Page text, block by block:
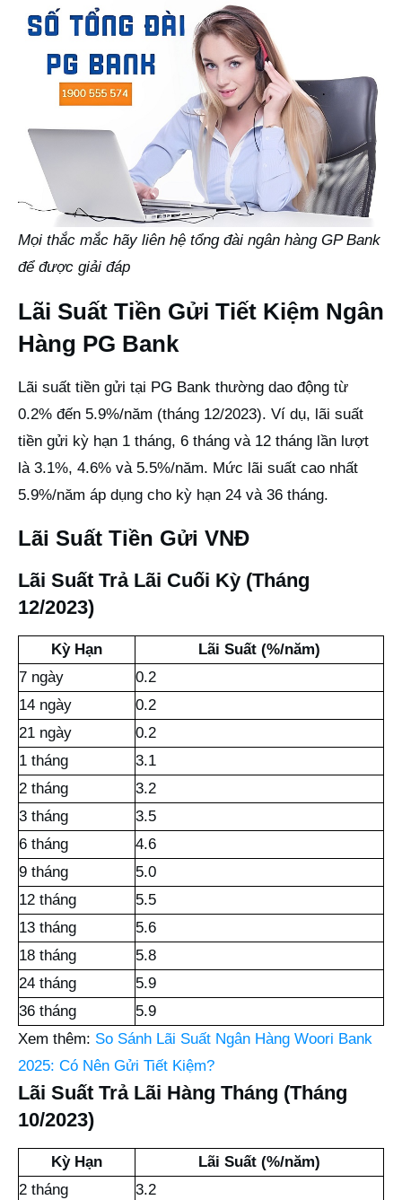
Mọi thắc mắc hãy liên hệ tổng đài ngân hàng GP Bank
để được giải đáp
Lãi Suất Tiền Gửi Tiết Kiệm Ngân
Hàng PG Bank
Lãi suất tiền gửi tại PG Bank thường dao động từ
0.2% đến 5.9%/năm (tháng 12/2023). Ví dụ, lãi suất
tiền gửi kỳ hạn 1 tháng, 6 tháng và 12 tháng lần lượt
là 3.1%, 4.6% và 5.5%/năm. Mức lãi suất cao nhất
5.9%/năm áp dụng cho kỳ hạn 24 và 36 tháng.
Lãi Suất Tiền Gửi VNĐ
Lãi Suất Trả Lãi Cuối Kỳ (Tháng
12/2023)
Kỳ Hạn
Lãi Suất (%/năm)
7 ngày
0.2
14 ngày
0.2
21 ngày
0.2
1 tháng
3.1
2 tháng
3.2
3 tháng
3.5
6 tháng
4.6
9 tháng
5.0
12 tháng
5.5
13 tháng
5.6
18 tháng
5.8
24 tháng
5.9
36 tháng
5.9
Xem thêm: So Sánh Lãi Suất Ngân Hàng Woori Bank
2025: Có Nên Gửi Tiết Kiệm?
Lãi Suất Trả Lãi Hàng Tháng (Tháng
10/2023)
Kỳ Hạn
Lãi Suất (%/năm)
2 tháng
3.2